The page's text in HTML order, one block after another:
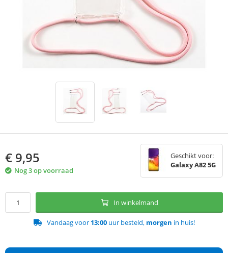
€ 9,95
Nog 3 op voorraad
Geschikt voor:
Galaxy A82 5G
In winkelmand
Vandaag voor 13:00uur besteld, morgen in huis!